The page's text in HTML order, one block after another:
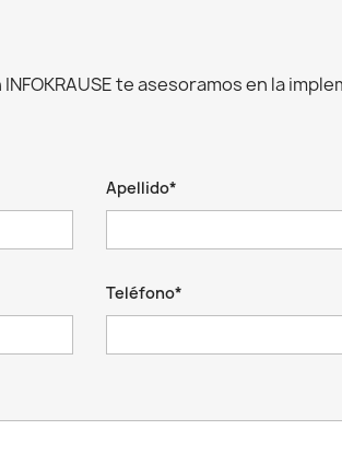
te asesoramos en la
Apellido*
Teléfono*